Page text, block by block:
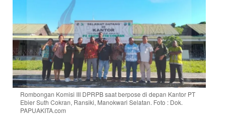
Rombongan Komisi III DPRPB saat berpose di depan Kantor PT
Ebier Suth Cokran, Ransiki, Manokwari Selatan. Foto : Dok.
PAPUAKITA.com